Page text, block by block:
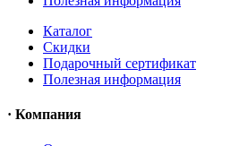
Каталог
Скидки
Подарочный сертификат
Полезная информация
· Компания